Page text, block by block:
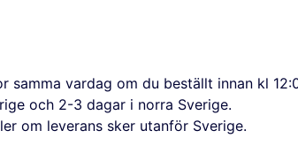
vardag om du beställt innan kl
och 2-3 dagar i norra Sverige.
om leverans sker utanför Sverige.